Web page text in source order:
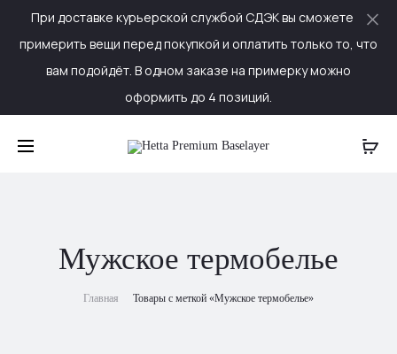
При доставке курьерской службой СДЭК вы сможете
примерить вещи перед покупкой и оплатить только то, что
вам подойдёт. В одном заказе на примерку можно
оформить до 4 позиций.
Мужское термобелье
Главная Товары с меткой «Мужское термобелье»